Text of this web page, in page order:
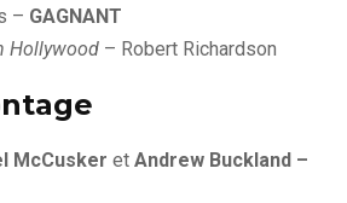
– GAGNANT
Hollywood – Robert Richardson
McCusker et Andrew Buckland –